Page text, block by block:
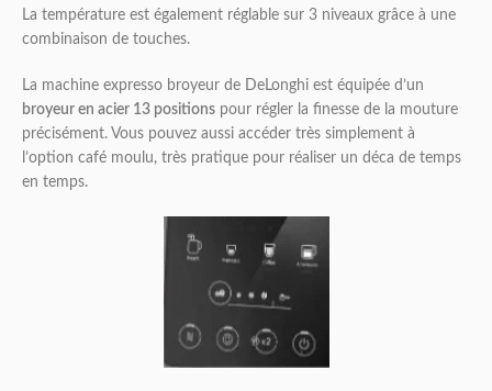
La température est également réglable sur 3 niveaux grâce à une
combinaison de touches.
La machine expresso broyeur de DeLonghi est équipée d’un
broyeur en acier 13 positions pour régler la finesse de la mouture
précisément. Vous pouvez aussi accéder très simplement à
l’option café moulu, très pratique pour réaliser un déca de temps
en temps.